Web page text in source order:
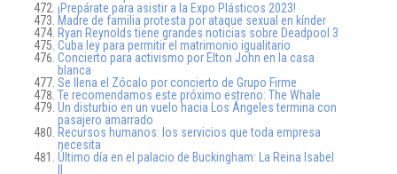
¡Prepárate para asistir a la Expo Plásticos 2023!
Madre de familia protesta por ataque sexual en kínder
Ryan Reynolds tiene grandes noticias sobre Deadpool 3
Cuba ley para permitir el matrimonio igualitario
Concierto para activismo por Elton John en la casa
blanca
Se llena el Zócalo por concierto de Grupo Firme
Te recomendamos este próximo estreno: The Whale
Un disturbio en un vuelo hacia Los Ángeles termina con
pasajero amarrado
Recursos humanos: los servicios que toda empresa
necesita
Último día en el palacio de Buckingham: La Reina Isabel